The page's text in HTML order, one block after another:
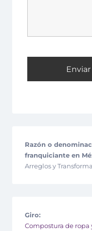
Razón o
franquiciante en
Arreglos y
Giro:
Compostura de ropa